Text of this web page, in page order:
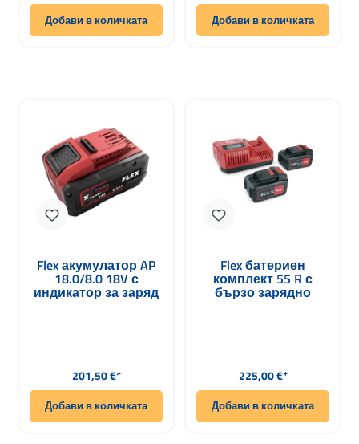
Добави в количката Добави в количката
Flex акумулатор AP
18.0/8.0 18V с
индикатор за заряд
Нова версия
Редовна цена:
201,50 €*
Добави в количката
Flex батериен
комплект 55 R с
бързо зарядно
10,8/18,0 V + 2
Редовна цена:
225,00 €*
Добави в количката